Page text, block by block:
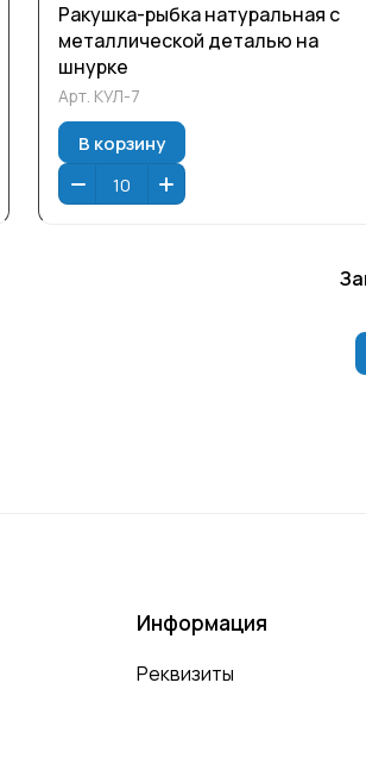
Ракушка-рыбка натуральная с
металлической деталью на
шнурке
Арт. КУЛ-7
В корзину
Информация
Реквизиты